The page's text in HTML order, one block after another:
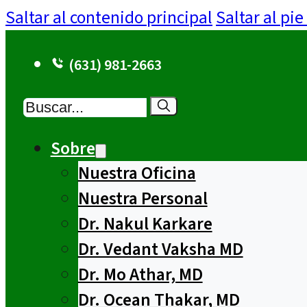
Saltar al contenido principalSaltar al
(631) 981-2663
Buscar
Sobre
Nuestra Oficina
Nuestra Personal
Dr. Nakul Karkare
Dr. Vedant Vaksha MD
Dr. Mo Athar, MD
Dr. Ocean Thakar, MD